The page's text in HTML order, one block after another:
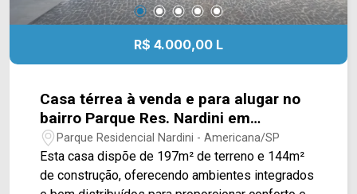
R$ 4.000,00 L
Casa térrea à venda e para alugar no
bairro Parque Res. Nardini em
Americana/SP
Parque Residencial Nardini - Americana/SP
Esta casa dispõe de 197m² de terreno e 144m²
de construção, oferecendo ambientes integrados